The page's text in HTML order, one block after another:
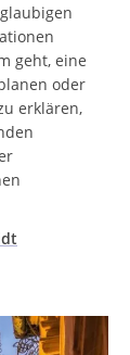
geht, eine
oder
erklären,